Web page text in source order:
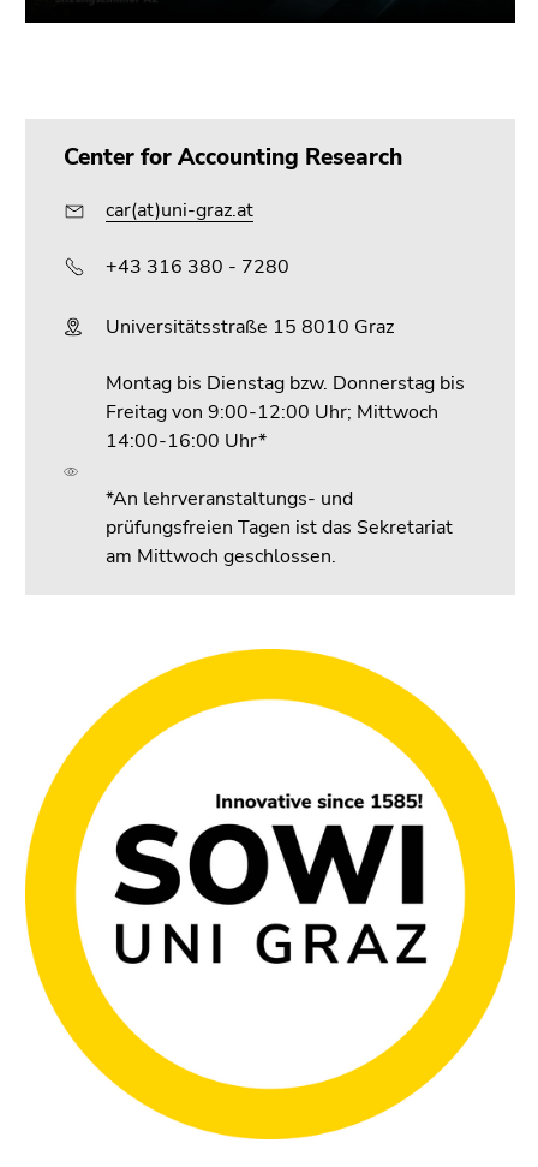
Center for Accounting Research
car(at)uni-graz.at
+43 316 380 - 7280
Universitätsstraße 15 8010 Graz
Montag bis Dienstag bzw. Donnerstag bis
Freitag von 9:00-12:00 Uhr; Mittwoch
14:00-16:00 Uhr*
*An lehrveranstaltungs- und
prüfungsfreien Tagen ist das Sekretariat
am Mittwoch geschlossen.